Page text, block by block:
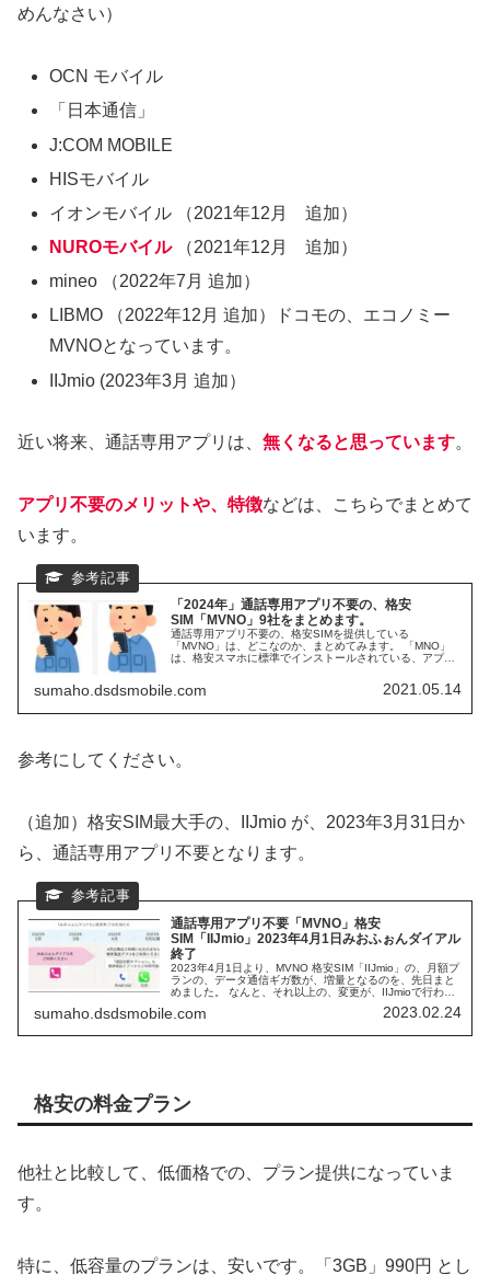
めんなさい）
OCN モバイル
「日本通信」
J:COM MOBILE
HISモバイル
イオンモバイル （2021年12月 追加）
NUROモバイル（2021年12月 追加）
mineo （2022年7月 追加）
LIBMO （2022年12月 追加）ドコモの、エコノミー
MVNOとなっています。
IIJmio (2023年3月 追加）
近い将来、通話専用アプリは、 無くなると思っています。
アプリ不要のメリットや、特徴などは、こちらでまとめて
います。
「2024年」通話専用アプリ不要の、格安
SIM「MVNO」9社をまとめます。
通話専用アプリ不要の、格安SIMを提供している
「MVNO」は、どこなのか、まとめてみます。 「MNO」
は、格安スマホに標準でインストールされている、アプリ
したい。分かる範囲で調べてみました。MVNOの、専用ア
プリ不要事業者が、続々と増えています。 2023年4月1日
sumaho.dsdsmobile.com 2021.05.14
参考にしてください。
（追加）格安SIM最大手の、IIJmio が、2023年3月31日か
ら、通話専用アプリ不要となります。
通話専用アプリ不要「MVNO」格安
SIM「IIJmio」2023年4月1日みおふぉんダイアル
終了
2023年4月1日より、MVNO 格安SIM「IIJmio」の、月額プ
ランの、データ通信ギガ数が、増量となるのを、先日まと
めました。 なんと、それ以上の、変更が、IIJmioで行われ
ヤル が、不要となり、アプリが無くなることが、発表され
sumaho.dsdsmobile.com 2023.02.24
格安の料金プラン
他社と比較して、低価格での、プラン提供になっていま
す。
特に、低容量のプランは、安いです。「3GB」990円 とし